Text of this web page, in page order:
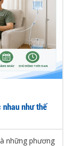
nhau như thế
những phương